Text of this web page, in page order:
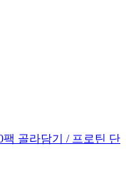
골라담기 / 프로틴 단